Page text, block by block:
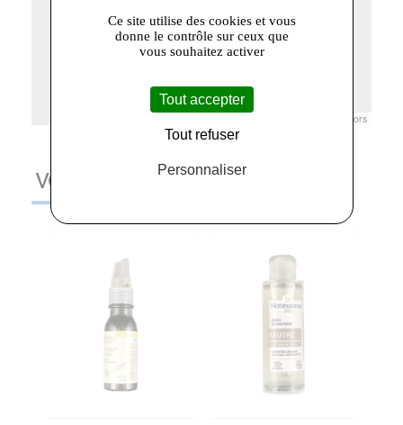
contributors
VOUS AIMEREZ AUSSI
Ce site utilise des cookies et vous
donne le contrôle sur ceux que
vous souhaitez activer
Tout accepter
Tout refuser
Personnaliser